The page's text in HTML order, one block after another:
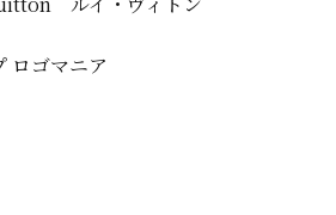
ロゴマニア